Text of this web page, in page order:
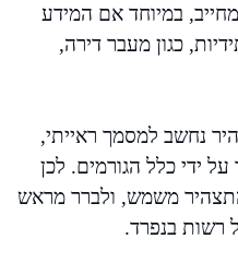
במיוחד אם המידע
כגון מעבר דירה,
נחשב למסמך ראייתי,
ידי כלל הגורמים. לכן
משמש, ולברר מראש
רשות בנפרד.